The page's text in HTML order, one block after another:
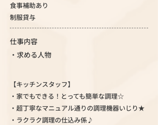
食事補助あり
制服貸与
仕事内容
・求める人物
【キッチンスタッフ】
・家でもできる！とっても簡単な調理☆
・超丁寧なマニュアル通りの調理機器いじり★
・ラクラク調理の仕込み係♪